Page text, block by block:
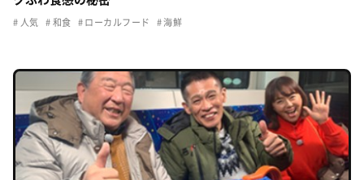
人気 和食 ローカルフード 海鮮